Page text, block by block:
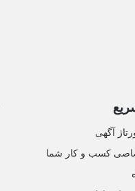
آگهی
کسب و کار شما